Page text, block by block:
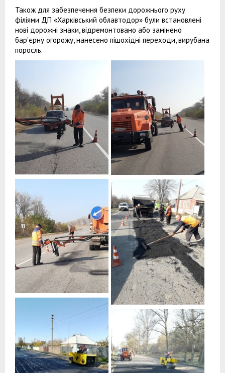
Також для забезпечення безпеки дорожнього руху
філіями ДП «Харківський облавтодор» були встановлені
нові дорожні знаки, відремонтовано або замінено
бар'єрну огорожу, нанесено пішохідні переходи, вирубана
поросль.